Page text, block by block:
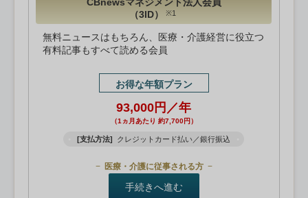
（3ID）
※1
無料ニュースはもちろん、医療・介護経営に役立つ
有料記事もすべて読める会員
お得な年額プラン
93,000円／年
（1ヵ月あたり 約7,700円）
[支払方法] クレジットカード払い／銀行振込
医療・介護に従事される方
手続きへ進む